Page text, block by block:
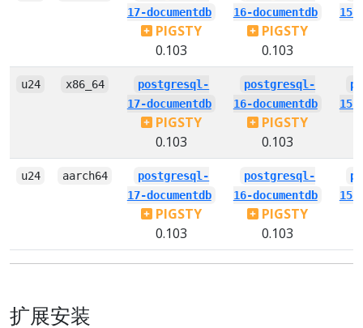
17-documentdb
PIGSTY
0.103
16-documentdb
PIGSTY
0.103
15-
u24 x86_64
postgresql-
17-documentdb
PIGSTY
0.103
postgresql-
16-documentdb
PIGSTY
0.103
15-
u24 aarch64
postgresql-
17-documentdb
PIGSTY
0.103
postgresql-
16-documentdb
PIGSTY
0.103
15-
扩展安装